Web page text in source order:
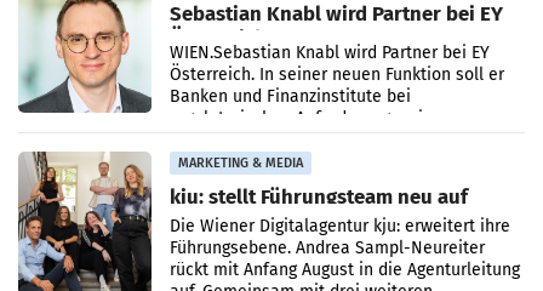
Sebastian Knabl wird Partner bei EY
Österreich
WIEN.Sebastian Knabl wird Partner bei EY
Österreich. In seiner neuen Funktion soll er
Banken und Finanzinstitute bei
regulatorischen Anforderungen, im
Risikomanagement und bei
Transformationsprojekten
MARKETING & MEDIA
kju: stellt Führungsteam neu auf
Die Wiener Digitalagentur kju: erweitert ihre
Führungsebene. Andrea Sampl-Neureiter
rückt mit Anfang August in die Agenturleitung